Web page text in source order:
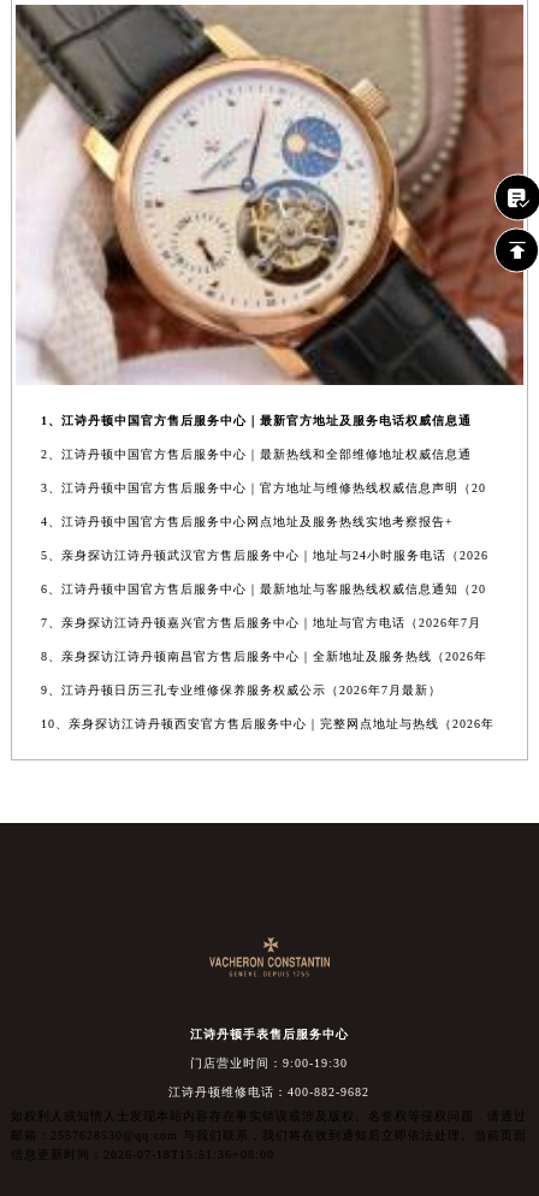
1、江诗丹顿中国官方售后服务中心｜最新官方地址及服务电话权威信息通
2、江诗丹顿中国官方售后服务中心｜最新热线和全部维修地址权威信息通
3、江诗丹顿中国官方售后服务中心｜官方地址与维修热线权威信息声明（20
4、江诗丹顿中国官方售后服务中心网点地址及服务热线实地考察报告+
5、亲身探访江诗丹顿武汉官方售后服务中心｜地址与24小时服务电话（2026
6、江诗丹顿中国官方售后服务中心｜最新地址与客服热线权威信息通知（20
7、亲身探访江诗丹顿嘉兴官方售后服务中心｜地址与官方电话（2026年7月
8、亲身探访江诗丹顿南昌官方售后服务中心｜全新地址及服务热线（2026年
9、江诗丹顿日历三孔专业维修保养服务权威公示（2026年7月最新）
10、亲身探访江诗丹顿西安官方售后服务中心｜完整网点地址与热线（2026年
江诗丹顿手表售后服务中心
门店营业时间：9:00-19:30
江诗丹顿维修电话：400-882-9682
如权利人或知情人士发现本站内容存在事实错误或涉及版权、名誉权等侵权问题，请通过
邮箱：2557628530@qq.com 与我们联系，我们将在收到通知后立即依法处理。当前页面
信息更新时间：2026-07-18T15:51:36+08:00